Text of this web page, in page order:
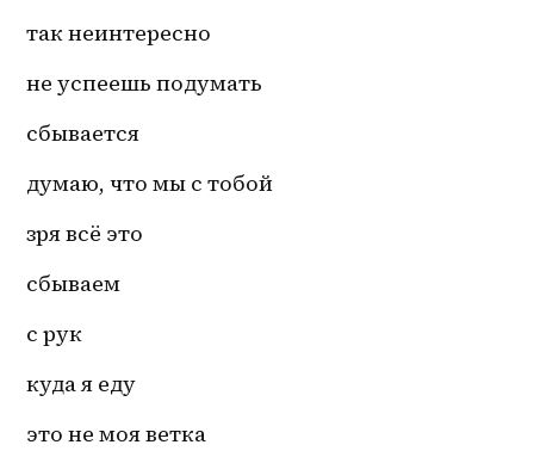
так неинтересно
не успеешь подумать
сбывается
думаю, что мы с тобой
зря всё это
сбываем
с рук
куда я еду
это не моя ветка